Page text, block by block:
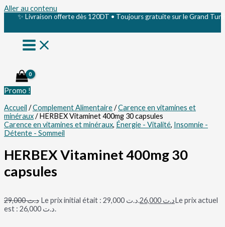
Aller au contenu
✨ Livraison offerte dès 120DT • Toujours gratuite sur le Grand Tunis ✨
Promo !
Accueil /Complement Alimentaire/Carence en vitamines et
minéraux/ HERBEX Vitaminet 400mg 30 capsules
Carence en vitamines et minéraux, Énergie - Vitalité, Insomnie -
Détente - Sommeil
HERBEX Vitaminet 400mg 30
capsules
د.ت29,000 Le prix initial était : د.ت 29,000. د.تLe prix actuel
est : د.ت 26,000.